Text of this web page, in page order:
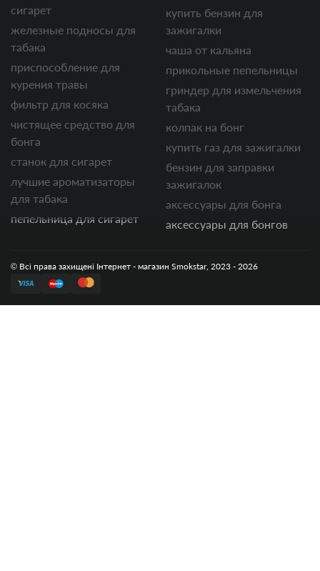
сигарет
железные подносы для
табака
приспособление для
курения травы
фильтр для косяка
чистящее средство для
бонга
станок для сигарет
лучшие ароматизаторы
для табака
пепельница для сигарет
купить бензин для
зажигалки
чаша от кальяна
прикольные пепельницы
гриндер для измельчения
табака
колпак на бонг
купить газ для зажигалки
бензин для заправки
зажигалок
аксессуары для бонга
аксессуары для бонгов
© Всі права захищені Інтернет - магазин Smokstar, 2023 - 2026